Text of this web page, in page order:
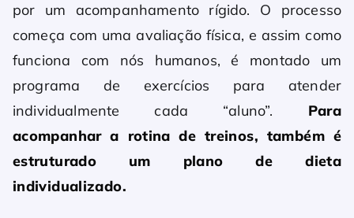
por um acompanhamento rígido. O processo
começa com uma avaliação física, e assim como
funciona com nós humanos, é montado um
programa de exercícios para atender
individualmente cada “aluno”. Para
acompanhar a rotina de treinos, também é
estruturado um plano de dieta
individualizado.